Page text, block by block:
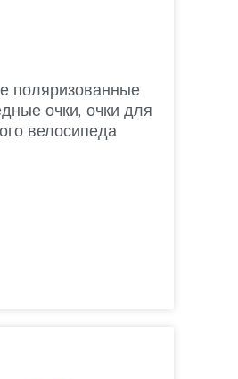
поляризованные
очки, очки для
велосипеда